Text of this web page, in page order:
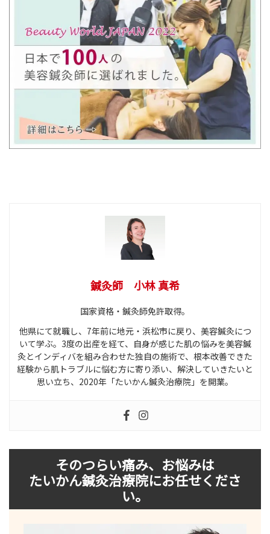
鍼灸師 小林 真希
国家資格・鍼灸師免許取得。
他県にて就職し、7年前に地元・浜松市に戻り、美容鍼灸につ
いて学ぶ。3度の出産を経て、自身が感じた肌の悩みを美容鍼
灸とインディバを組み合わせた独自の施術で、根本改善できた
経験から肌トラブルに悩む方に寄り添い、解決していきたいと
思い立ち、2020年「たいかん鍼灸治療院」を開業。
そのつらい痛み、お悩みは
たいかん鍼灸治療院にお任せくださ
い。